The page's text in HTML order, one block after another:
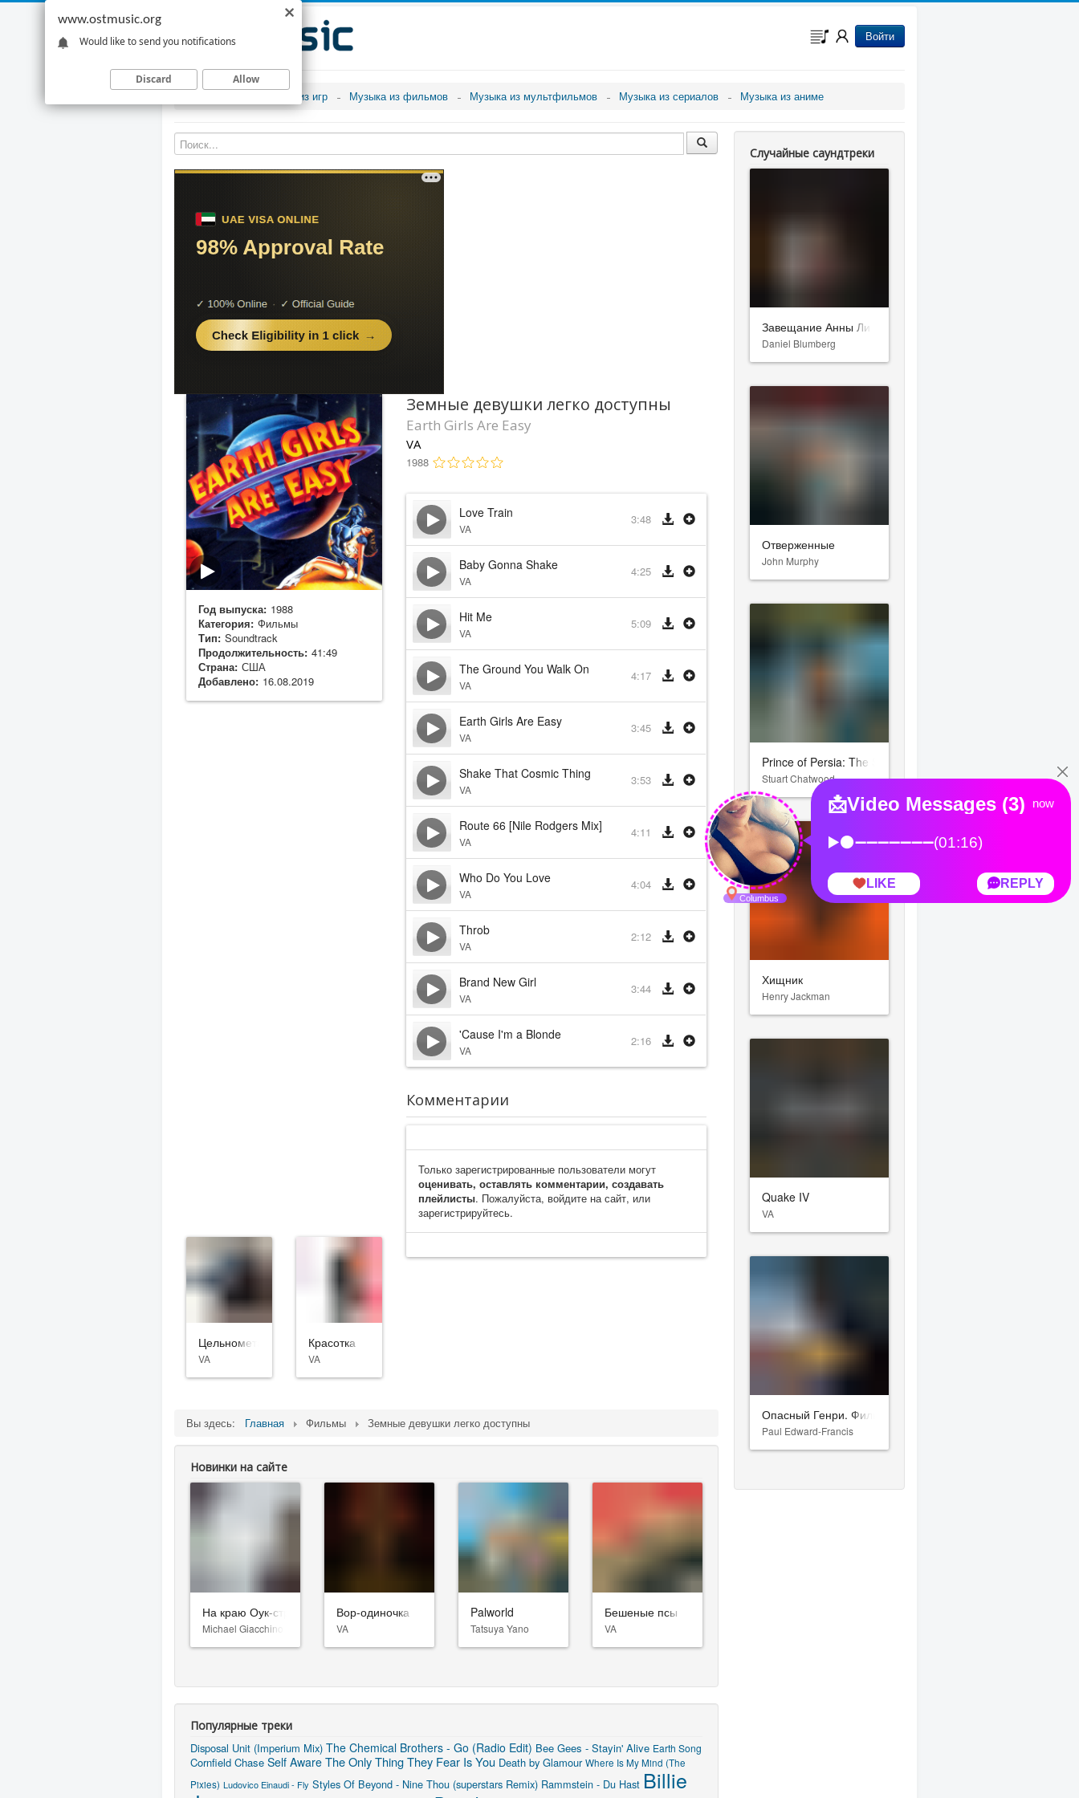
Войти
Музыка из игр Музыка из фильмов Музыка из мультфильмов Музыка из сериалов Музыка из аниме
Год выпуска: 1988
Категория: Фильмы
Тип: Soundtrack
Продолжительность: 41:49
Страна: США
Добавлено: 16.08.2019
Цельнометаллическая оболочка
VA
Красотка
VA
Земные девушки легко доступны
Earth Girls Are Easy
VA
1988
Love Train
VA
3:48
Baby Gonna Shake
VA
4:25
Hit Me
VA
5:09
The Ground You Walk On
VA
4:17
Earth Girls Are Easy
VA
3:45
Shake That Cosmic Thing
VA
3:53
Route 66 [Nile Rodgers Mix]
VA
4:11
Who Do You Love
VA
4:04
Throb
VA
2:12
Brand New Girl
VA
3:44
'Cause I'm a Blonde
VA
2:16
Комментарии
Только зарегистрированные пользователи могут
оценивать, оставлять комментарии, создавать
плейлисты. Пожалуйста, войдите на сайт, или
зарегистрируйтесь.
Вы здесь: Главная Фильмы Земные девушки легко доступны
Новинки на сайте
На краю Оук-стрит
Michael Giacchino
Вор-одиночка
VA
Palworld
Tatsuya Yano
Бешеные псы
VA
Популярные треки
Disposal Unit (Imperium Mix) The Chemical Brothers - Go (Radio Edit) Bee Gees - Stayin' Alive Earth Song
Cornfield Chase Self Aware The Only Thing They Fear Is You Death by Glamour Where Is My Mind (The
Pixies) Ludovico Einaudi - Fly Styles Of Beyond - Nine Thou (superstars Remix) Rammstein - Du Hast Billie
Случайные саундтреки
Завещание Анны Ли
Daniel Blumberg
Отверженные
John Murphy
Prince of Persia: The Sands of Time
Stuart Chatwood
Хищник
Henry Jackman
Quake IV
VA
Опасный Генри. Фильм
Paul Edward-Francis
www.ostmusic.org
Would like to send you notifications
Discard Allow